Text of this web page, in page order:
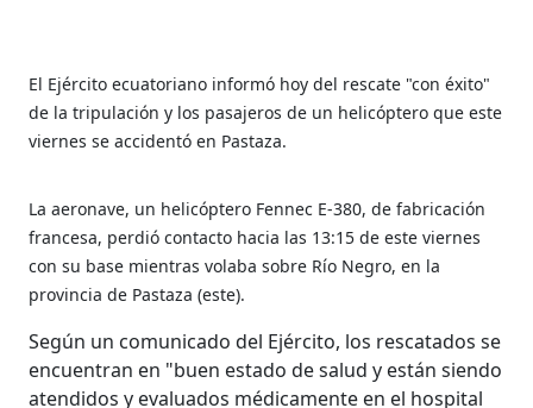
El Ejército ecuatoriano informó hoy del rescate "con éxito"
de la tripulación y los pasajeros de un helicóptero que este
viernes se accidentó en Pastaza.
La aeronave, un helicóptero Fennec E-380, de fabricación
francesa, perdió contacto hacia las 13:15 de este viernes
con su base mientras volaba sobre Río Negro, en la
provincia de Pastaza (este).
Según un comunicado del Ejército, los rescatados se
encuentran en "buen estado de salud y están siendo
atendidos y evaluados médicamente en el hospital